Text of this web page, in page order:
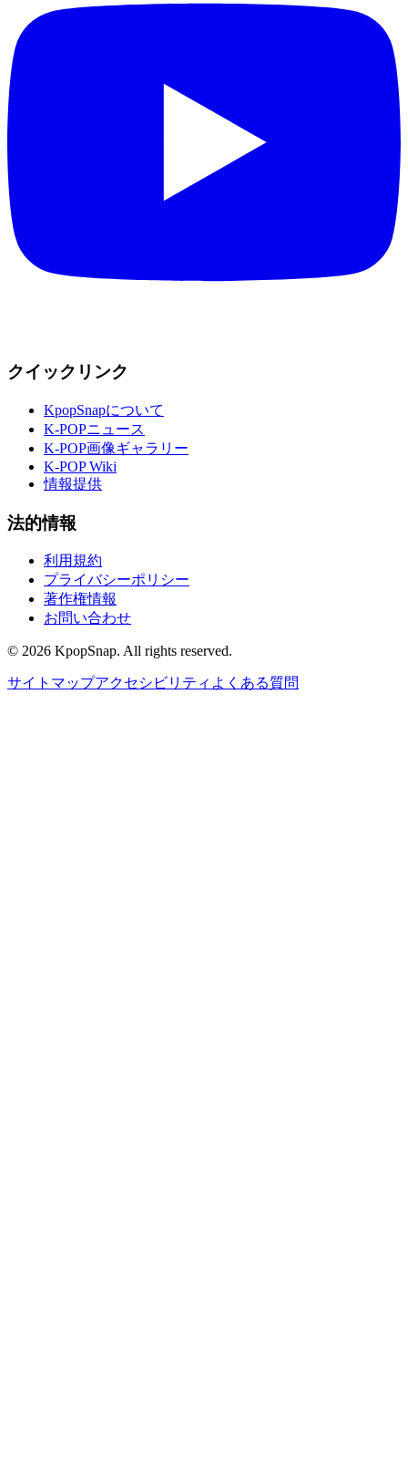
クイックリンク
KpopSnapについて
K-POPニュース
K-POP画像ギャラリー
K-POP Wiki
情報提供
法的情報
利用規約
プライバシーポリシー
著作権情報
お問い合わせ
© 2026 KpopSnap. All rights reserved.
サイトマップアクセシビリティ よくある質問